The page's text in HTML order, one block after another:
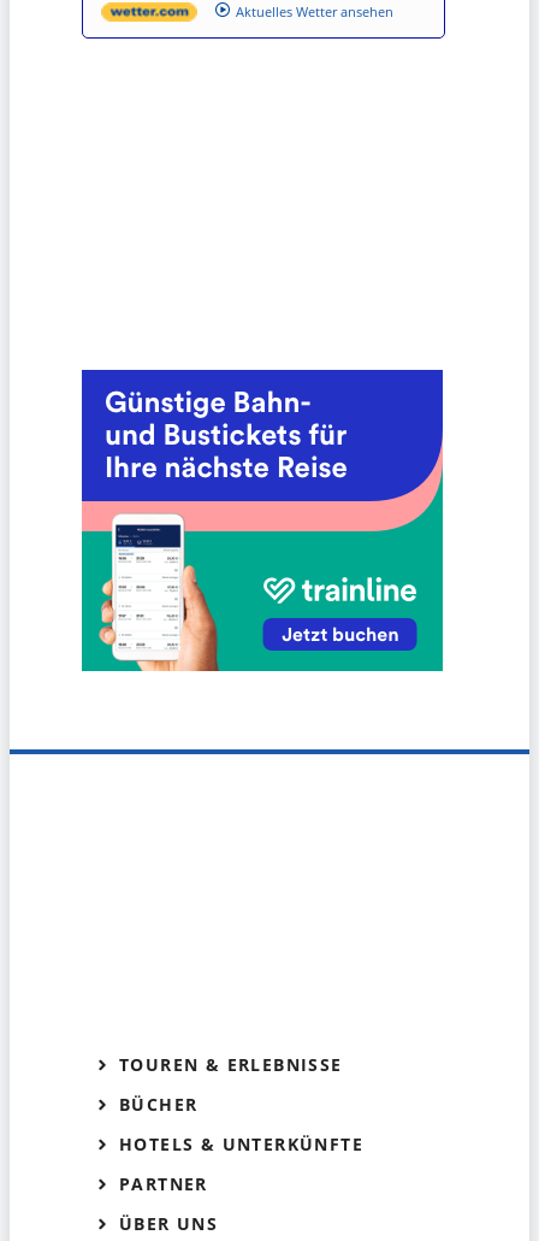
Aktuelles Wetter ansehen
TOUREN & ERLEBNISSE
BÜCHER
HOTELS & UNTERKÜNFTE
PARTNER
ÜBER UNS